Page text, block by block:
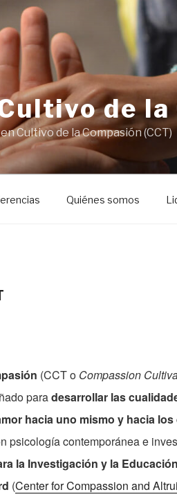
de la
Cultivo de la Compasión (CCT)
Quiénes somos
(CCT o Compassion
paradesarrollar las
hacia uno mismo y hacia los
psicología contemporánea e
la Investigación y la
(Center for Compassion and